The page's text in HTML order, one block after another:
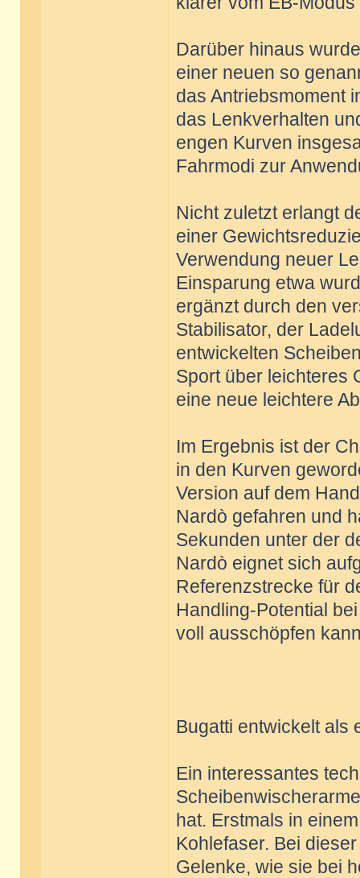
Darüber hinaus
einer neuen so
das Antriebsmoment
das Lenkverhalten
engen Kurven
Fahrmodi zur
Nicht zuletzt erlangt
einer
Verwendung neuer
Einsparung etwa
ergänzt durch den
Stabilisator, der
entwickelten
Sport über leichteres
eine neue leichtere
Im Ergebnis ist der
in den Kurven
Version auf dem
Nardò gefahren und
Sekunden unter der
Nardò eignet sich
Referenzstrecke für
Handling-Potential
voll ausschöpfen
Bugatti entwickelt als
Ein interessantes
hat. Erstmals in
Kohlefaser. Bei
Gelenke, wie sie bei